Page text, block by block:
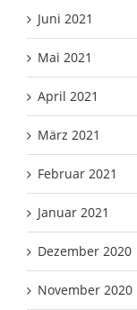
Juni 2021
Mai 2021
April 2021
März 2021
Februar 2021
Januar 2021
Dezember 2020
November 2020